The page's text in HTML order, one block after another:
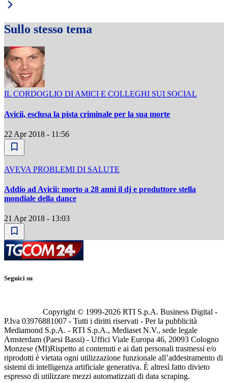
Sullo stesso tema
IL CORDOGLIO DI AMICI E COLLEGHI SUI SOCIAL
Avicii, esclusa la pista criminale per la sua morte
22 Apr 2018 - 11:56
AVEVA PROBLEMI DI SALUTE
Addio ad Avicii: morto a 28 anni il dj e produttore stella
mondiale della dance
21 Apr 2018 - 13:03
Seguici su
Copyright © 1999-2026 RTI S.p.A. Business Digital -
P.Iva 03976881007 - Tutti i diritti riservati - Per la pubblicità
Mediamond S.p.A. - RTI S.p.A., Mediaset N.V., sede legale
Amsterdam (Paesi Bassi) - Uffici Viale Europa 46, 20093 Cologno
Monzese (MI)Rispetto ai contenuti e ai dati personali trasmessi e/o
riprodotti è vietata ogni utilizzazione funzionale all’addestramento di
sistemi di intelligenza artificiale generativa. È altresì fatto divieto
espresso di utilizzare mezzi automatizzati di data scraping.